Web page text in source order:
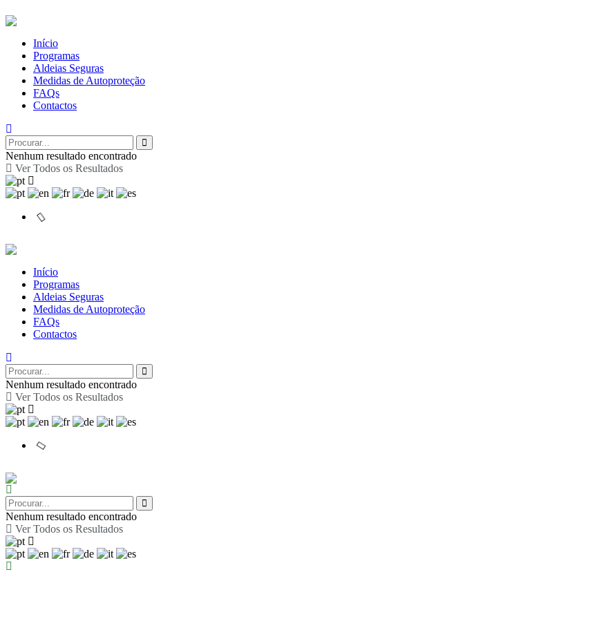
Início
Programas
Aldeias Seguras
Medidas de Autoproteção
FAQs
Contactos
Nenhum resultado encontrado
Ver Todos os Resultados
Início
Programas
Aldeias Seguras
Medidas de Autoproteção
FAQs
Contactos
Nenhum resultado encontrado
Ver Todos os Resultados
Nenhum resultado encontrado
Ver Todos os Resultados